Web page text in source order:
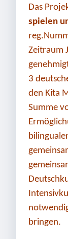
Das
spielen
Zeitraum
3
den Kita
Summe
bringen.